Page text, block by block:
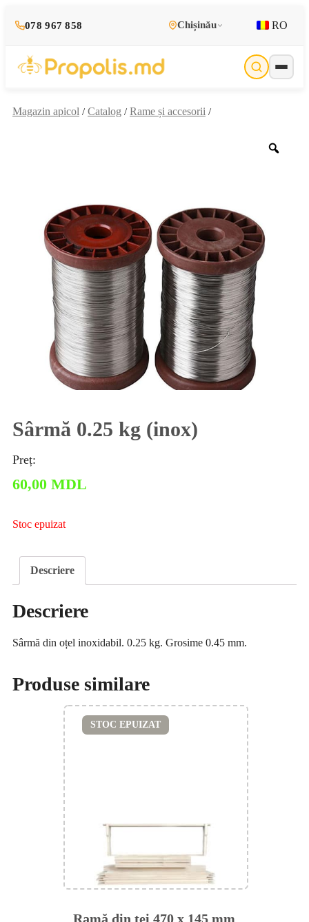
078 967 858 Chișinău RO
Magazin apicol / Catalog / Rame și accesorii /
Sârmă 0.25 kg (inox)
Preț:
60,00 MDL
Stoc epuizat
Descriere
Descriere
Sârmă din oțel inoxidabil. 0.25 kg. Grosime 0.45 mm.
Produse similare
Ramă din tei 470 x 145 mm
STOC EPUIZAT